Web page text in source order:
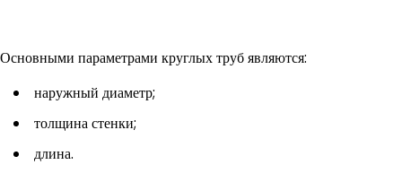
Основными параметрами круглых труб являются:
наружный диаметр;
толщина стенки;
длина.